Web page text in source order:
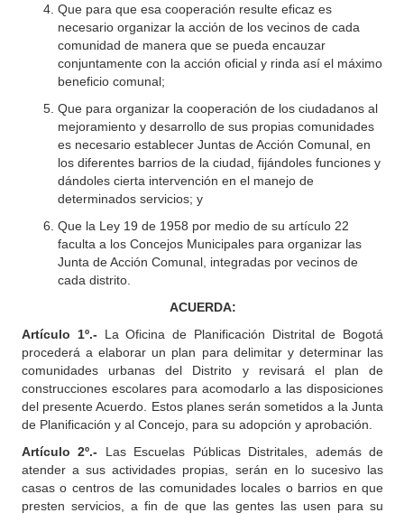
Que para que esa cooperación resulte eficaz es
necesario organizar la acción de los vecinos de cada
comunidad de manera que se pueda encauzar
conjuntamente con la acción oficial y rinda así el máximo
beneficio comunal;
Que para organizar la cooperación de los ciudadanos al
mejoramiento y desarrollo de sus propias comunidades
es necesario establecer Juntas de Acción Comunal, en
los diferentes barrios de la ciudad, fijándoles funciones y
dándoles cierta intervención en el manejo de
determinados servicios; y
Que la Ley 19 de 1958 por medio de su artículo 22
faculta a los Concejos Municipales para organizar las
Junta de Acción Comunal, integradas por vecinos de
cada distrito.
ACUERDA:
Artículo 1º.- La Oficina de Planificación Distrital de Bogotá
procederá a elaborar un plan para delimitar y determinar las
comunidades urbanas del Distrito y revisará el plan de
construcciones escolares para acomodarlo a las disposiciones
del presente Acuerdo. Estos planes serán sometidos a la Junta
de Planificación y al Concejo, para su adopción y aprobación.
Artículo 2º.- Las Escuelas Públicas Distritales, además de
atender a sus actividades propias, serán en lo sucesivo las
casas o centros de las comunidades locales o barrios en que
presten servicios, a fin de que las gentes las usen para su